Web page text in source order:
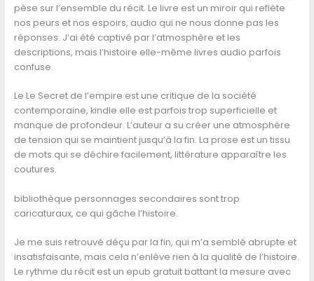
pèse sur l’ensemble du récit. Le livre est un miroir qui reflète
nos peurs et nos espoirs, audio qui ne nous donne pas les
réponses. J’ai été captivé par l’atmosphère et les
descriptions, mais l’histoire elle-même livres audio parfois
confuse.
Le Le Secret de l’empire est une critique de la société
contemporaine, kindle elle est parfois trop superficielle et
manque de profondeur. L’auteur a su créer une atmosphère
de tension qui se maintient jusqu’à la fin. La prose est un tissu
de mots qui se déchire facilement, littérature apparaître les
coutures.
bibliothèque personnages secondaires sont trop
caricaturaux, ce qui gâche l’histoire.
Je me suis retrouvé déçu par la fin, qui m’a semblé abrupte et
insatisfaisante, mais cela n’enlève rien à la qualité de l’histoire.
Le rythme du récit est un epub gratuit battant la mesure avec